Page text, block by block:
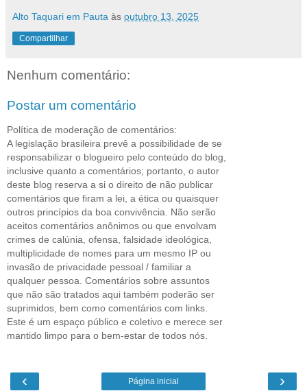
Alto Taquari em Pauta às outubro 13, 2025
Compartilhar
Nenhum comentário:
Postar um comentário
Política de moderação de comentários:
A legislação brasileira prevê a possibilidade de se
responsabilizar o blogueiro pelo conteúdo do blog,
inclusive quanto a comentários; portanto, o autor
deste blog reserva a si o direito de não publicar
comentários que firam a lei, a ética ou quaisquer
outros princípios da boa convivência. Não serão
aceitos comentários anônimos ou que envolvam
crimes de calúnia, ofensa, falsidade ideológica,
multiplicidade de nomes para um mesmo IP ou
invasão de privacidade pessoal / familiar a
qualquer pessoa. Comentários sobre assuntos
que não são tratados aqui também poderão ser
suprimidos, bem como comentários com links.
Este é um espaço público e coletivo e merece ser
mantido limpo para o bem-estar de todos nós.
‹ ›
Página inicial